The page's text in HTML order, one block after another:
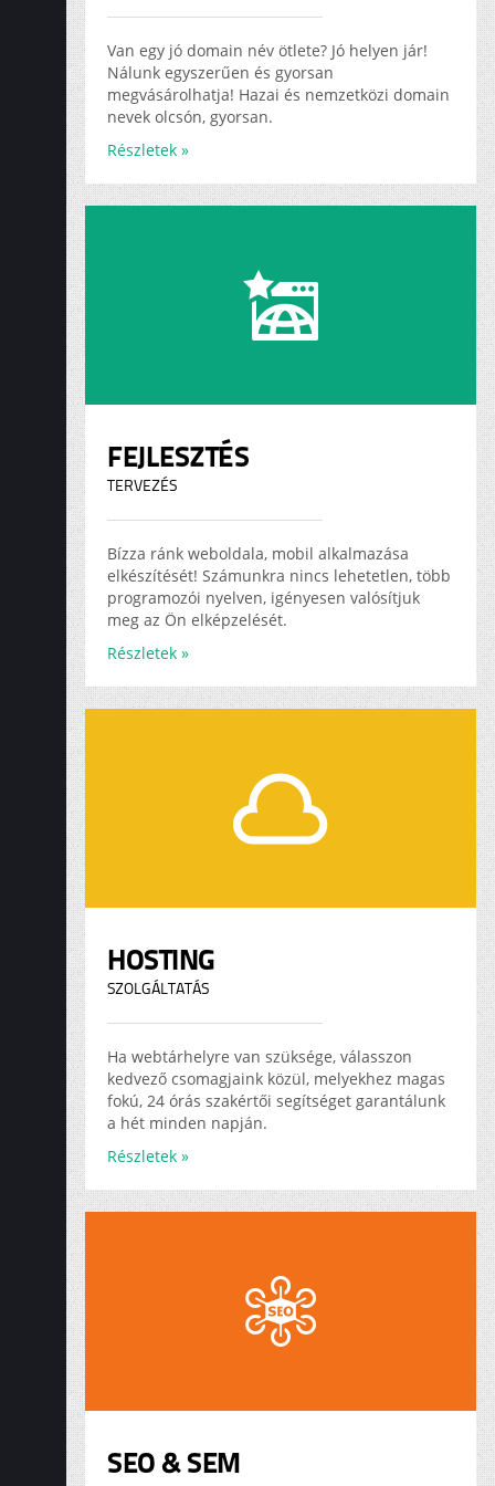
Van egy jó domain név ötlete? Jó helyen jár!
Nálunk egyszerűen és gyorsan
megvásárolhatja! Hazai és nemzetközi domain
nevek olcsón, gyorsan.
Részletek »
FEJLESZTÉS
TERVEZÉS
Bízza ránk weboldala, mobil alkalmazása
elkészítését! Számunkra nincs lehetetlen, több
programozói nyelven, igényesen valósítjuk
meg az Ön elképzelését.
Részletek »
HOSTING
SZOLGÁLTATÁS
Ha webtárhelyre van szüksége, válasszon
kedvező csomagjaink közül, melyekhez magas
fokú, 24 órás szakértői segítséget garantálunk
a hét minden napján.
Részletek »
SEO & SEM